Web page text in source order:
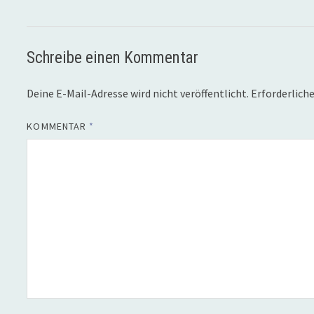
Schreibe einen Kommentar
Deine E-Mail-Adresse wird nicht veröffentlicht.
KOMMENTAR *